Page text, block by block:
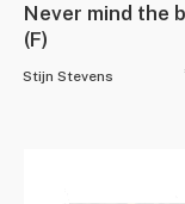
Never mind the
(F)
Stijn Stevens